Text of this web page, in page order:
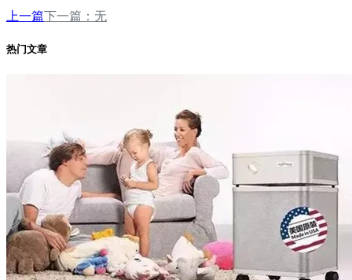
上一篇下一篇：无
热门文章